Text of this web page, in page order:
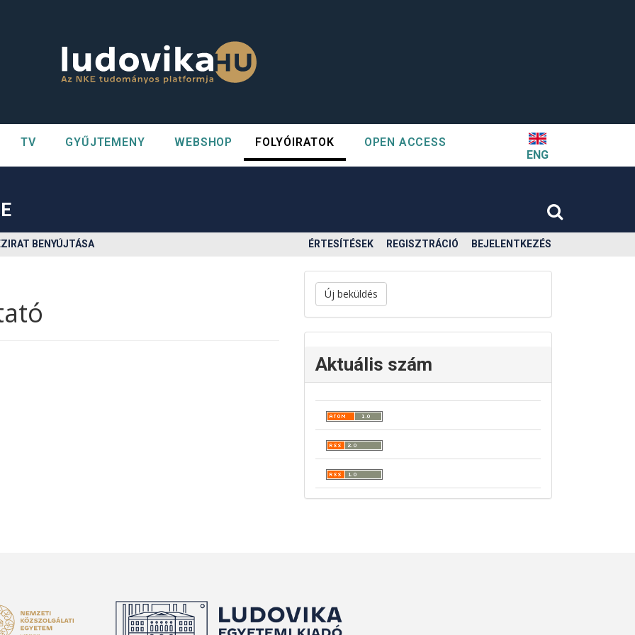
TV GYŰJTEMENY WEBSHOP FOLYÓIRATOK
OPEN ACCESS
ENG
BENYÚJTÁSA ÉRTESÍTÉSEK REGISZTRÁCIÓ BEJELENTKEZÉS
Új beküldés
Aktuális szám